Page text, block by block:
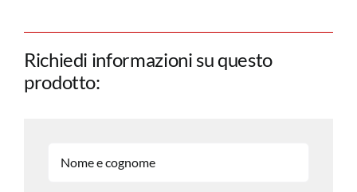
Richiedi informazioni su questo
prodotto: